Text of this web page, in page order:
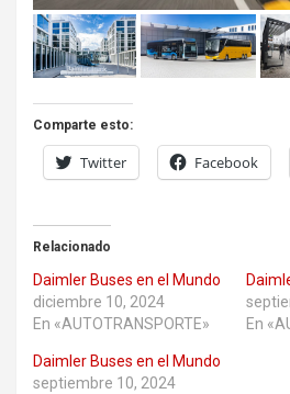
Comparte esto:
Twitter Facebook
Relacionado
Daimler Buses en el Mundo
diciembre 10, 2024
En «AUTOTRANSPORTE»
En
Daimler Buses en el Mundo
septiembre 10, 2024